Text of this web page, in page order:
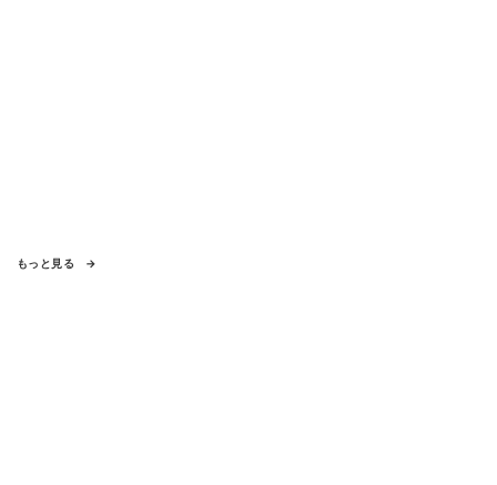
もっと見る